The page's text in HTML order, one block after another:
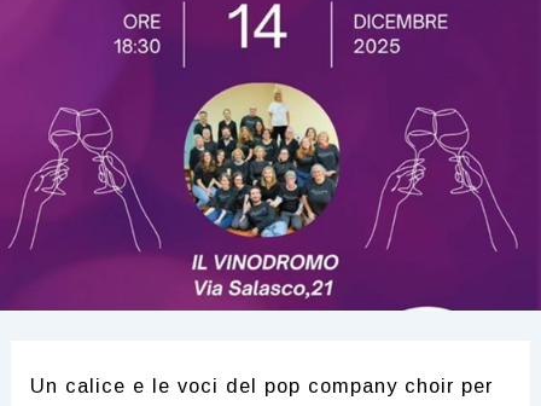
Un calice e le voci del pop company choir per